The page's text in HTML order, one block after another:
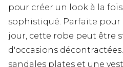
pour créer un look à la
sophistiqué. Parfaite pour
jour, cette robe peut être
d'occasions
sandales plates et une